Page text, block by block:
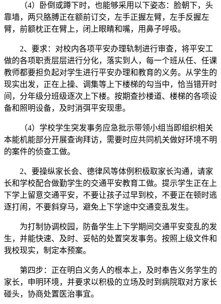
（4）卧倒或蹲下时，也能够采用以下姿态：脸朝下，头
靠墙，两只胳膊正在额前订交，左手正握左臂，左手反握左
臂，前额枕正在臂上，闭上眼睛和嘴，用鼻子呼吸。
2、要求：对校内各项平安办理轨制进行审查，将平安工
做的各项职责层层进行分化，落实到人，每一个班从任、任课
教师都要担负起对学生进行平安办理和教育的义务。从学生的
现实出发，正在上操、调集等上下楼梯的勾当中，恰当错开时
间，分年级分班级逐次上下楼。按期查抄楼道、楼梯的各项设
备和照明设备，及时消弭平安现患。
（4）学校学生突发事务应急批示带领小组当即组织相关
本能机能部分开展查询拜访，需要时应共同机关做好环境不明
的案件的侦查工做。
2、要操纵家长会、德律风等体例积极取家长沟通，请家
长和学校配合做勤学生的交通平安教育工做。提示学生正在上
下学上留意交通平安，不要让孩子过早到校，不要正在顿时逃
逐打闹，不要斜穿马，避免上下学途中交通变乱发生。
为打制协调校园，防备学生上下学期间交通平安变乱的发
生，并能快速、及时、妥帖的处置突发事务。按照上级文件和
我校现实，制定本预案。
第四步：正在明白义务人的根本上，及时奉告义务学生的
家长，申明环境，并要求以积极的立场及时到病院取对方家长
碰头，协商处置医治事宜。